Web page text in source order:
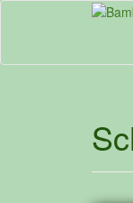
Skip
content